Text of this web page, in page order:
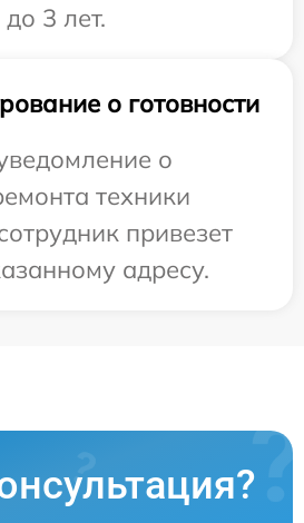
3 лет.
о готовности
о
техники
привезет
адресу.